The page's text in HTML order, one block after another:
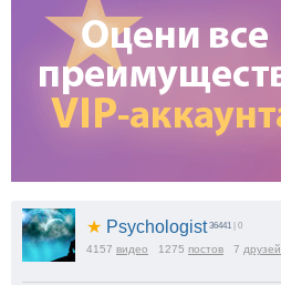
★ Psychologist 36441 | 0
4157 видео 1275 постов 7 друзей